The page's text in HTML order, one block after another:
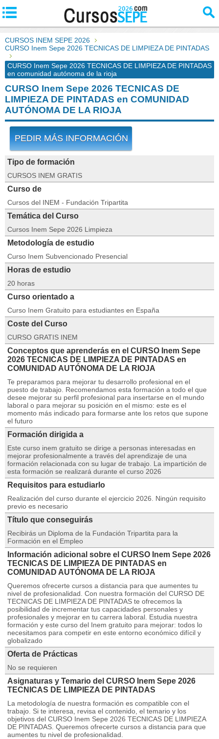
CURSOS INEM SEPE 2026
CURSO Inem Sepe 2026 TECNICAS DE LIMPIEZA DE PINTADAS
CURSO Inem Sepe 2026 TECNICAS DE LIMPIEZA DE PINTADAS
en comunidad autónoma de la rioja
CURSO Inem Sepe 2026 TECNICAS DE
LIMPIEZA DE PINTADAS en COMUNIDAD
AUTÓNOMA DE LA RIOJA
PEDIR MÁS INFORMACIÓN
Tipo de formación
CURSOS INEM GRATIS
Curso de
Cursos del INEM - Fundación Tripartita
Temática del Curso
Cursos Inem Sepe 2026 Limpieza
Metodología de estudio
Curso Inem Subvencionado Presencial
Horas de estudio
20 horas
Curso orientado a
Curso Inem Gratuito para estudiantes en España
Coste del Curso
CURSO GRATIS INEM
Conceptos que aprenderás en el CURSO Inem Sepe
2026 TECNICAS DE LIMPIEZA DE PINTADAS en
COMUNIDAD AUTÓNOMA DE LA RIOJA
Te preparamos para mejorar tu desarrollo profesional en el
puesto de trabajo. Recomendamos esta formación a todo el que
desee mejorar su perfil profesional para insertarse en el mundo
laboral o para mejorar su posición en el mismo: este es el
momento más indicado para formarse ante los retos que supone
el futuro
Formación dirigida a
Este curso inem gratuito se dirige a personas interesadas en
mejorar profesionalmente a través del aprendizaje de una
formación relacionada con su lugar de trabajo. La impartición de
esta formación se realizará durante el curso 2026
Requisitos para estudiarlo
Realización del curso durante el ejercicio 2026. Ningún requisito
previo es necesario
Título que conseguirás
Recibirás un Diploma de la Fundación Tripartita para la
Formación en el Empleo
Información adicional sobre el CURSO Inem Sepe 2026
TECNICAS DE LIMPIEZA DE PINTADAS en
COMUNIDAD AUTÓNOMA DE LA RIOJA
Queremos ofrecerte cursos a distancia para que aumentes tu
nivel de profesionalidad. Con nuestra formación del CURSO DE
TECNICAS DE LIMPIEZA DE PINTADAS te ofrecemos la
posibilidad de incrementar tus capacidades personales y
profesionales y mejorar en tu carrera laboral. Estudia nuestra
formación y este curso del Inem gratuito para mejorar: todos lo
necesitamos para competir en este entorno económico difícil y
globalizado
Oferta de Prácticas
No se requieren
Asignaturas y Temario del CURSO Inem Sepe 2026
TECNICAS DE LIMPIEZA DE PINTADAS
La metodología de nuestra formación es compatible con el
trabajo. Si te interesa, revisa el contenido, el temario y los
objetivos del CURSO Inem Sepe 2026 TECNICAS DE LIMPIEZA
DE PINTADAS. Queremos ofrecerte cursos a distancia para que
aumentes tu nivel de profesionalidad.